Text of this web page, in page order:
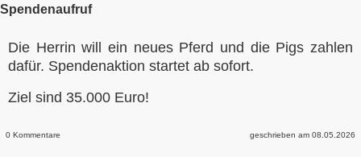
Spendenaufruf
Die Herrin will ein neues Pferd und die Pigs zahlen
dafür. Spendenaktion startet ab sofort.
Ziel sind 35.000 Euro!
0 Kommentare geschrieben am 08.05.2026